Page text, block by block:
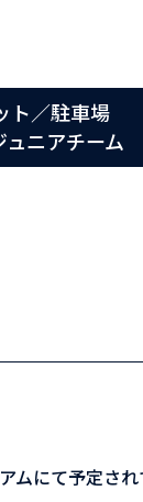
ト／駐車場
ュニアチーム
ムにて予定さ